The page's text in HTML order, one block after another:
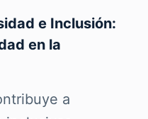
e Inclusión:
en la
a